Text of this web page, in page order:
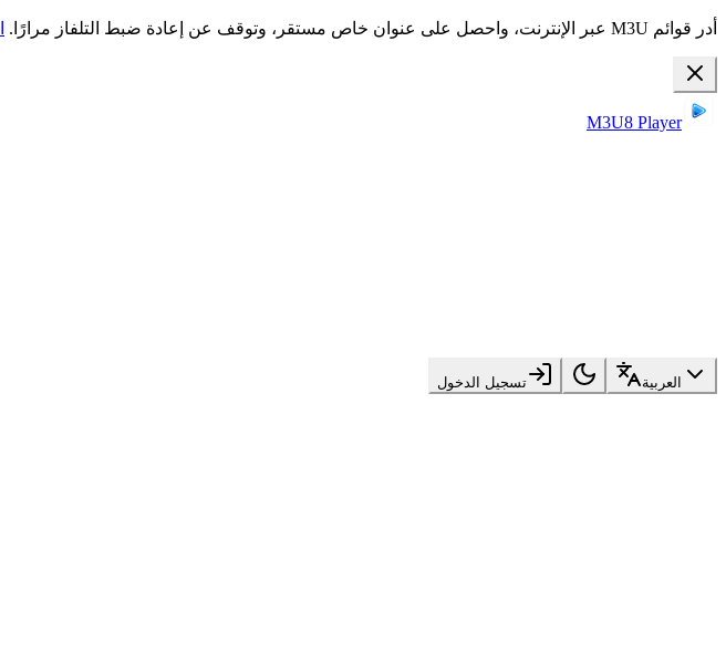
أدر قوائم M3U عبر الإنترنت، واحصل على عنوان خاص مستقر، وتوقف عن إعادة ضبط التلفاز مرارًا.
M3U8 Player
العربية تسجيل الدخول